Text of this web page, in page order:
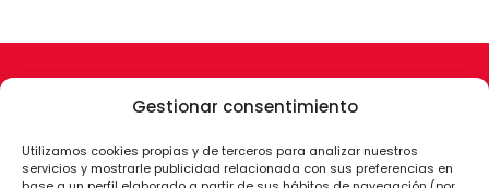
Gestionar consentimiento
Utilizamos cookies propias y de terceros para analizar nuestros
servicios y mostrarle publicidad relacionada con sus preferencias en